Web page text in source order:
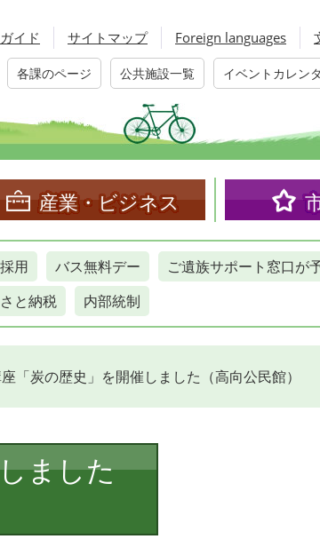
イド サイトマップ Foreign languages
各課のページ 公共施設一覧 イベントカレン
産業・ビジネス
用 バス無料デー
ご遺族サポート窓口が
と納税
内部統制
「炭の歴史」を開催しました（高向公民館）
ました